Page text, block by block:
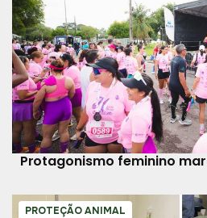
Protagonismo feminino
PROTEÇÃO ANIMAL